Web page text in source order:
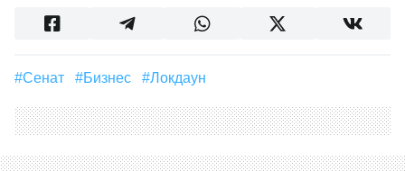
#сенат #бизнес #локдаун